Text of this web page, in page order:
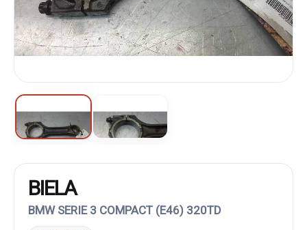
BIELA
BMW SERIE 3 COMPACT (E46) 320TD